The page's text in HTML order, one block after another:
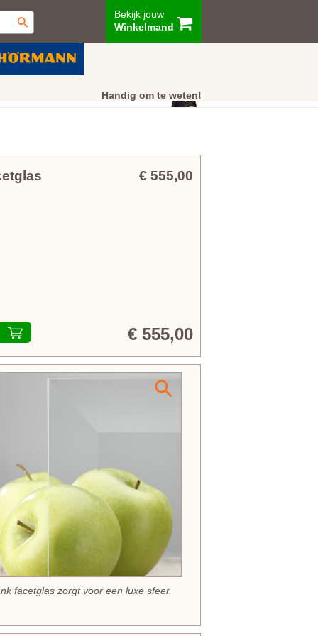
Bekijk jouw
Winkelmand
Handig om te weten!
Klantenservice
€ 555,00
€ 555,00
facetglas zorgt voor een luxe sfeer.